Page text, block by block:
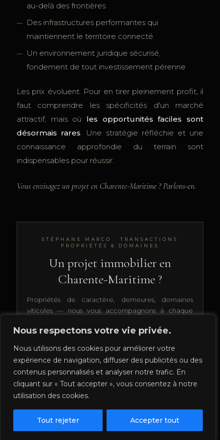
Nous respectons votre vie privée.
Nous utilisons des cookies pour améliorer votre
expérience de navigation, diffuser des publicités ou des
contenus personnalisés et analyser notre trafic. En
cliquant sur « Tout accepter », vous consentez à notre
utilisation des cookies.
Tout rejeter Accepter tout
au-delà des frontières
Des infrastructures performantes qui
maintiennent le territoire connecté
Un environnement juridique sécurisé,
fondement de tout investissement pérenne
Les prix évoluent. Pour en tirer pleinement profit, il
faut comprendre les spécificités d'un marché
attractif, mais où les opportunités faciles sont
désormais rares. Une stratégie réfléchie et une
connaissance approfondie du terrain sont
indispensables pour réussir.
Vous envisagez un projet en Charente-Maritime ? Parlons-en.
STÉPHANE MARCO · TRANSACTIONS
PROPRIÉTÉS & DOMAINES
Un projet immobilier en
Charente-Maritime ?
Propriétés de caractère, demeures, domaines
viticoles — nous vous accompagnons à chaque
PRENDRE CONTACT
Tous droits réservés